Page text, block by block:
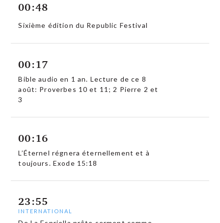
00:48
Sixième édition du Republic Festival
00:17
Bible audio en 1 an. Lecture de ce 8
août: Proverbes 10 et 11; 2 Pierre 2 et
3
00:16
L’Éternel régnera éternellement et à
toujours. Exode 15:18
23:55
INTERNATIONAL